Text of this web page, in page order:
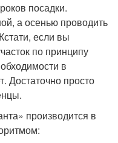
посадки.
а осенью проводить
если вы
по принципу
в
Достаточно просто
производится в